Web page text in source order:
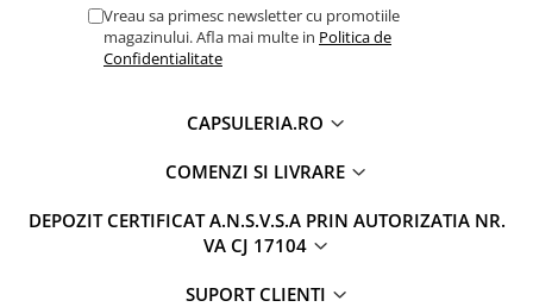
Vreau sa primesc newsletter cu promotiile
magazinului. Afla mai multe in Politica de
Confidentialitate
CAPSULERIA.RO
COMENZI SI LIVRARE
DEPOZIT CERTIFICAT A.N.S.V.S.A PRIN AUTORIZATIA NR.
VA CJ 17104
SUPORT CLIENTI